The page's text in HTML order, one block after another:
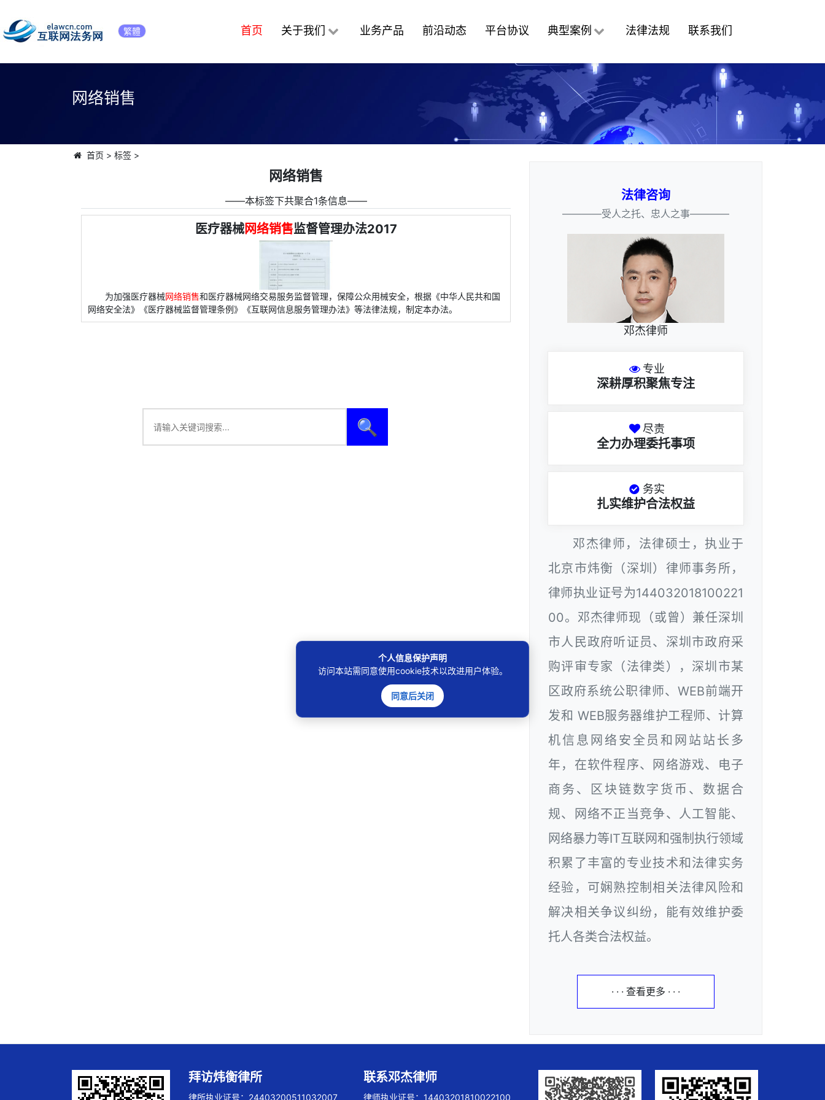
繁體 首页 关于我们 业务产品 前沿动态 平台协议 典型案例 法律法规 联系我们
网络销售
首页 > 标签>
网络销售
――本标签下共聚合1条信息――
医疗器械网络销售监督管理办法2017
为加强医疗器械网络销售和医疗器械网络交易服务监督管理，保障公众用械安全，根据《中华人民共和国
网络安全法》《医疗器械监督管理条例》《互联网信息服务管理办法》等法律法规，制定本办法。
🔍
法律咨询
————受人之托、忠人之事————
邓杰律师
专业
深耕厚积聚焦专注
尽责
全力办理委托事项
务实
扎实维护合法权益
邓杰律师，法律硕士，执业于
北京市炜衡（深圳）律师事务所，
律师执业证号为144032018100221
00。邓杰律师现（或曾）兼任深圳
市人民政府听证员、深圳市政府采
购评审专家（法律类），深圳市某
区政府系统公职律师、WEB前端开
发和 WEB服务器维护工程师、计算
机信息网络安全员和网站站长多
年，在软件程序、网络游戏、电子
商务、区块链数字货币、数据合
规、网络不正当竞争、人工智能、
网络暴力等IT互联网和强制执行领域
积累了丰富的专业技术和法律实务
经验，可娴熟控制相关法律风险和
解决相关争议纠纷，能有效维护委
托人各类合法权益。
· · · 查看更多 · · ·
拜访炜衡律所
律所执业证号：24403200511032007
联系邓杰律师
律师执业证号：14403201810022100
个人信息保护声明
访问本站需同意使用cookie技术以改进用户体验。
同意后关闭